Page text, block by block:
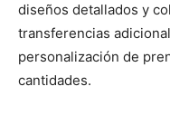
diseños detallados y
transferencias
personalización de
cantidades.